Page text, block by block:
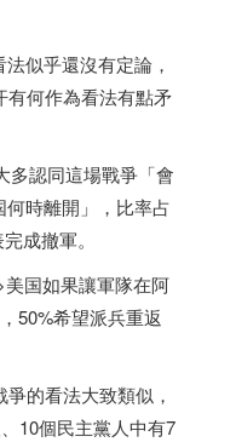
似乎還沒有定論，
有何作為看法有點矛
多認同這場戰爭「會
何時離開」，比率占
成撤軍。
美国如果讓軍隊在阿
50%希望派兵重返
的看法大致類似，
10個民主黨人中有7